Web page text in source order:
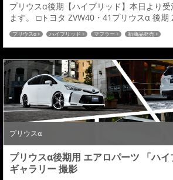
プリウスα後期【ハイブリッド】本日より
ます。 □トヨタ ZVW40・41プリウスα 後
リット車 ZVW40 5人・ZVW41 7人 G、Gツ
ング 【品 名】 ■フロントハーフスポイラー
<素地> ¥36,000 H <塗装済> 【※2】
V2 [FRP]（前...
プリウスα ハイブリッド マフラー 新商品発売
プリウスα
プリウスα後期用 エアロパーツ 「ハイ
ギャラリー 撮影